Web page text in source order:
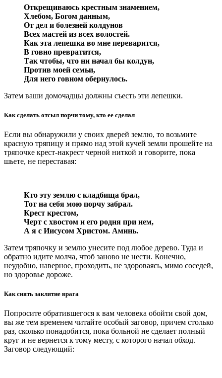
Открещиваюсь крестным знамением,
Хлебом, Богом данным,
От дел и болезней колдунов
Всех мастей из всех волостей.
Как эта лепешка во мне переварится,
В говно превратится,
Так чтобы, что ни начал бы колдун,
Против моей семьи,
Для него говном обернулось.
Затем ваши домочадцы должны съесть эти лепешки.
Как сделать отсыл порчи тому, кто ее сделал
Если вы обнаружили у своих дверей землю, то возьмите
красную тряпицу и прямо над этой кучей земли прошейте на
тряпочке крест-накрест черной ниткой и говорите, пока
шьете, не переставая:
Кто эту землю с кладбища брал,
Тот на себя мою порчу забрал.
Крест крестом,
Черт с хвостом и его родня при нем,
А я с Иисусом Христом. Аминь.
Затем тряпочку и землю унесите под любое дерево. Туда и
обратно идите молча, чтоб заново не нести. Конечно,
неудобно, наверное, проходить, не здороваясь, мимо соседей,
но здоровье дороже.
Как снять заклятие врага
Попросите обратившегося к вам человека обойти свой дом,
вы же тем временем читайте особый заговор, причем столько
раз, сколько понадобится, пока больной не сделает полный
круг и не вернется к тому месту, с которого начал обход.
Заговор следующий: